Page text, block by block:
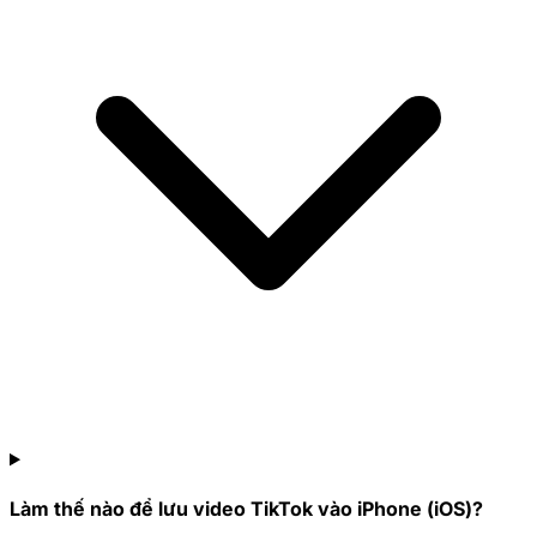
Làm thế nào để lưu video TikTok vào iPhone (iOS)?